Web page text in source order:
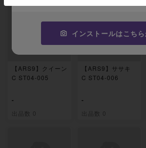
【ARS9】クイーン
C ST04-005
-
出品数 0
【ARS9】ササキ
C ST04-006
-
出品数 0
インストールはこち